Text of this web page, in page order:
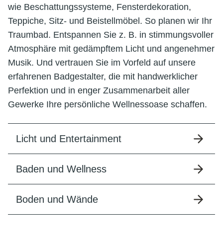
wie Beschattungssysteme, Fensterdekoration,
Teppiche, Sitz- und Beistellmöbel. So planen wir Ihr
Traumbad. Entspannen Sie z. B. in stimmungsvoller
Atmosphäre mit gedämpftem Licht und angenehmer
Musik. Und vertrauen Sie im Vorfeld auf unsere
erfahrenen Badgestalter, die mit handwerklicher
Perfektion und in enger Zusammenarbeit aller
Gewerke Ihre persönliche Wellnessoase schaffen.
Licht und Entertainment
Baden und Wellness
Boden und Wände